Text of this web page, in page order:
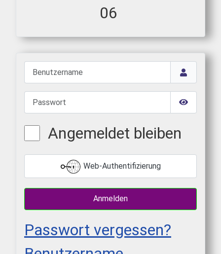
06
Benutzername
Passwort
Passwort
Angemeldet bleiben
Web-Authentifizierung
Anmelden
Passwort vergessen?